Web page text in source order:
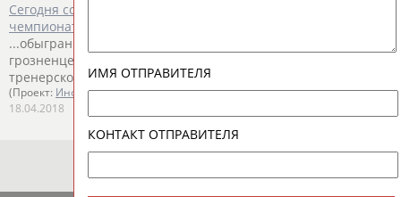
Сегодня состоятся перенесенные матчи 23-го тура
чемпионата России по футболу
...обыгран с большим трудом. И. о. главного тренера
грозненцев
тренерском штабе, произвел...
(Проект: Информационное агентство СТАДИОН)
18.04.2018
ИМЯ ОТПРАВИТЕЛЯ
КОНТАКТ ОТПРАВИТЕЛЯ